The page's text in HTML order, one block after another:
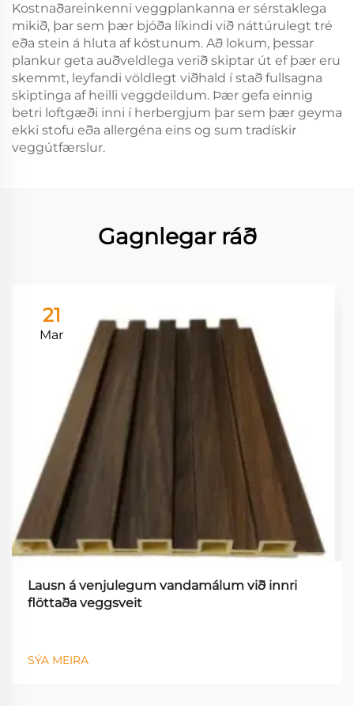
Kostnaðareinkenni veggplankanna er sérstaklega
mikið, þar sem þær bjóða líkindi við náttúrulegt tré
eða stein á hluta af köstunum. Að lokum, þessar
plankur geta auðveldlega verið skiptar út ef þær eru
skemmt, leyfandi völdlegt viðhald í stað fullsagna
skiptinga af heilli veggdeildum. Þær gefa einnig
betri loftgæði inni í herbergjum þar sem þær geyma
ekki stofu eða allergéna eins og sum tradískir
veggútfærslur.
Gagnlegar ráð
21
Mar
Lausn á venjulegum vandamálum við innri
flöttaða veggsveit
SÝA MEIRA